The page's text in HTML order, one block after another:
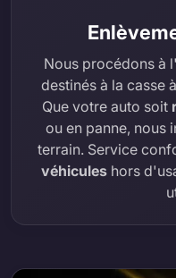
Nous procédons à l'
destinés à la casse
Que votre auto soit
ou en panne, nous
terrain. Service
véhiculeshors